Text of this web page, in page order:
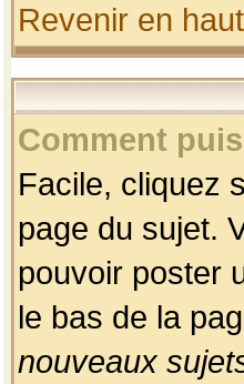
Revenir en
Comment
Facile, cliquez
page du sujet.
pouvoir poster
le bas de la
nouveaux